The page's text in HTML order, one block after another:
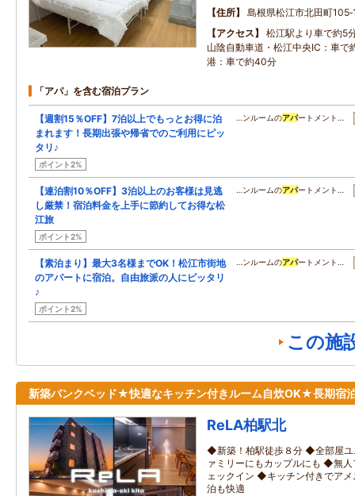
住所
島根県松江市北田町
アクセス
松江駅より車で約5
山陰自動車道・松江中央IC：車で
港：車で約40分
「アパ」を含む宿泊プラン
【週割15％OFF】7泊以上でもっとお得に泊
まれます！長期出張や帰省でのご利用にピッ
タリ♪
ポイント2%
…ンルームのアパートメント…
【連泊割10％OFF】3泊以上のお客様は見逃
し厳禁！宿泊料金を上手に節約してお得な松
江旅
ポイント2%
…ンルームのアパートメント…
【素泊まり】最大3名様までOK！松江市街地
のアパートに宿泊。自由旅派の人にピッタリ
♪
ポイント2%
…ンルームのアパートメント…
この施
新築バンクベッド★快適なキッチン付きルーム自炊OK★長期宿
ReLA柏駅北
◆新築！柏駅徒歩８分 ◆全部屋
ァミリーにもカップルにも ◆無
ェックイン ◆キッチン付きでア
泊も快適